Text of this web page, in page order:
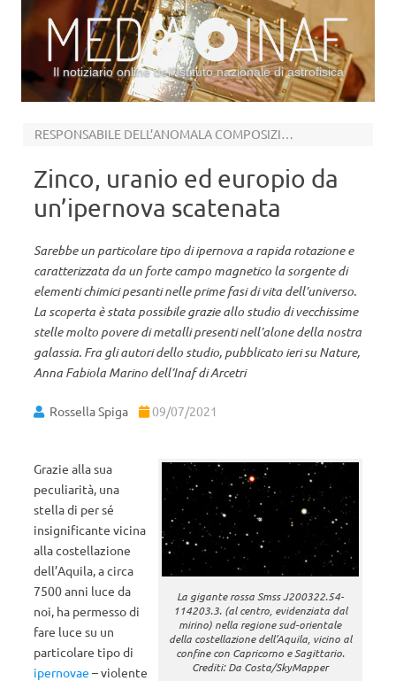
Il notiziario online dell’Istituto nazionale di astrofisica
RESPONSABILE DELL’ANOMALA COMPOSIZIONE DI UN’ANTICA GIGANTE ROSSA
Zinco, uranio ed europio da
un’ipernova scatenata
Sarebbe un particolare tipo di ipernova a rapida rotazione e
caratterizzata da un forte campo magnetico la sorgente di
elementi chimici pesanti nelle prime fasi di vita dell’universo.
La scoperta è stata possibile grazie allo studio di vecchissime
stelle molto povere di metalli presenti nell’alone della nostra
galassia. Fra gli autori dello studio, pubblicato ieri su Nature,
Anna Fabiola Marino dell’Inaf di Arcetri
Rossella Spiga 09/07/2021
La gigante rossa Smss J200322.54-
114203.3. (al centro, evidenziata dal
mirino) nella regione sud-orientale
della costellazione dell’Aquila, vicino al
confine con Capricorno e Sagittario.
Crediti: Da Costa/SkyMapper
Grazie alla sua
peculiarità, una
stella di per sé
insignificante vicina
alla costellazione
dell’Aquila, a circa
7500 anni luce da
noi, ha permesso di
fare luce su un
particolare tipo di
ipernovae – violente